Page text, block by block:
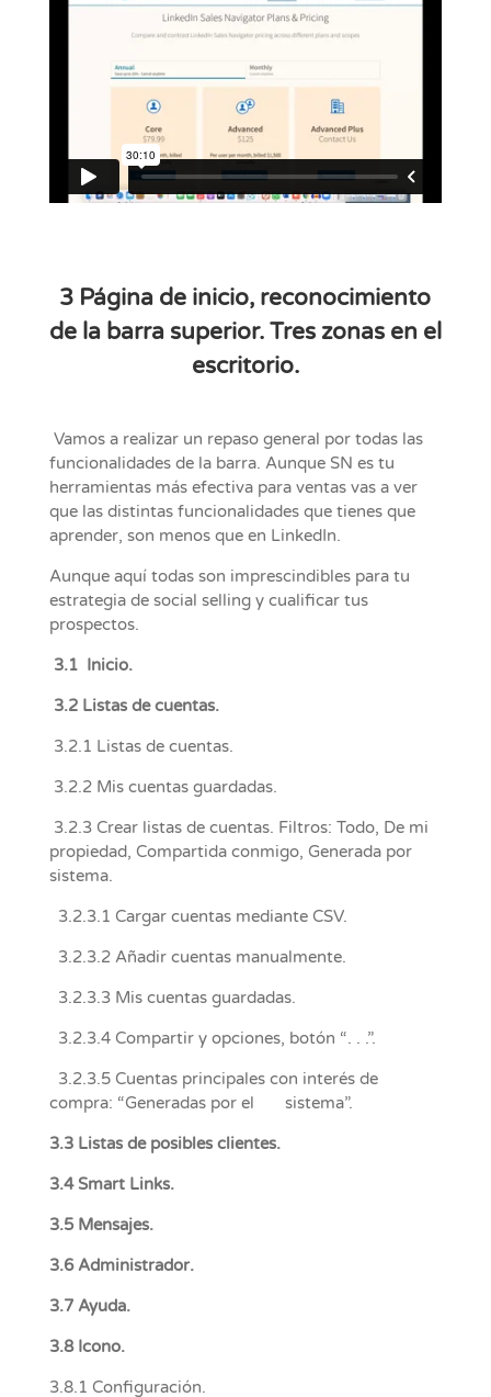
3 Página de inicio, reconocimiento
de la barra superior. Tres zonas en el
escritorio.
Vamos a realizar un repaso general por todas las
funcionalidades de la barra. Aunque SN es tu
herramientas más efectiva para ventas vas a ver
que las distintas funcionalidades que tienes que
aprender, son menos que en LinkedIn.
Aunque aquí todas son imprescindibles para tu
estrategia de social selling y cualificar tus
prospectos.
3.1 Inicio.
3.2 Listas de cuentas.
3.2.1 Listas de cuentas.
3.2.2 Mis cuentas guardadas.
3.2.3 Crear listas de cuentas. Filtros: Todo, De mi
propiedad, Compartida conmigo, Generada por
sistema.
3.2.3.1 Cargar cuentas mediante CSV.
3.2.3.2 Añadir cuentas manualmente.
3.2.3.3 Mis cuentas guardadas.
3.2.3.4 Compartir y opciones, botón “. . .”.
3.2.3.5 Cuentas principales con interés de
compra: “Generadas por el sistema”.
3.3 Listas de posibles clientes.
3.4 Smart Links.
3.5 Mensajes.
3.6 Administrador.
3.7 Ayuda.
3.8 Icono.
3.8.1 Configuración.